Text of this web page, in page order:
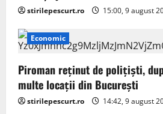
stirilepescurt.ro 15:00, 9 august
Economic
Piroman reţinut de poliţişti,
multe locaţii din București
stirilepescurt.ro 14:42, 9 august